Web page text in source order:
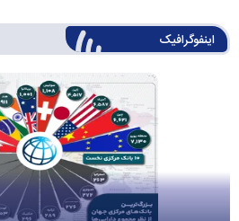
اینفوگرافیک